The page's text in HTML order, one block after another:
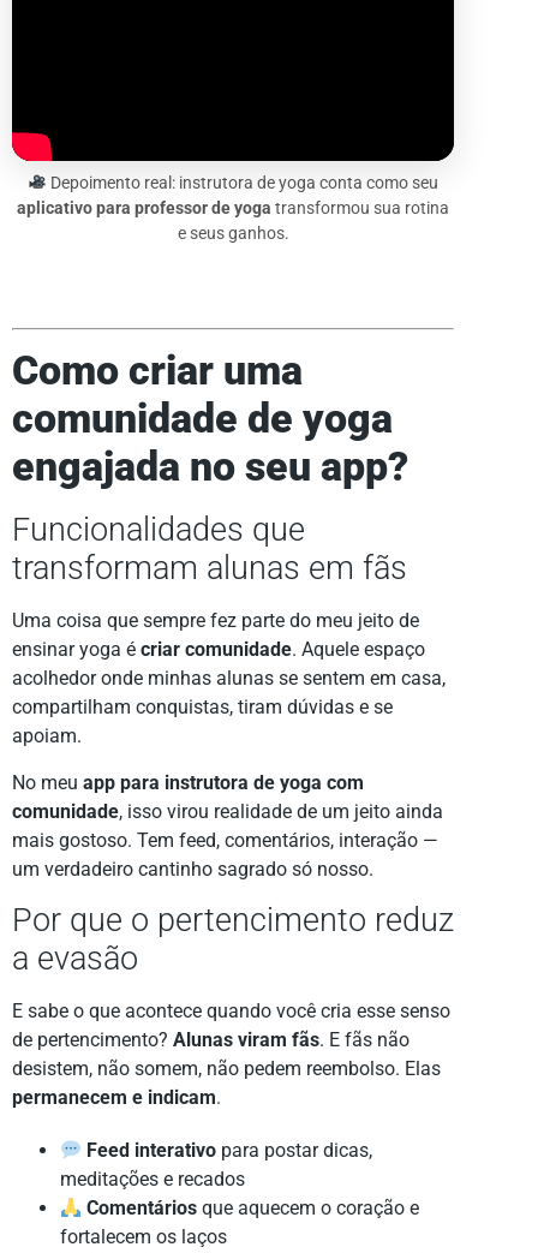
Depoimento real: instrutora de yoga conta como seu
aplicativo para professor de yoga transformou sua rotina
e seus ganhos.
Como criar uma
comunidade de yoga
engajada no seu app?
Funcionalidades que
transformam alunas em fãs
Uma coisa que sempre fez parte do meu jeito de
ensinar yoga é criar comunidade. Aquele espaço
acolhedor onde minhas alunas se sentem em casa,
compartilham conquistas, tiram dúvidas e se
apoiam.
No meu app para instrutora de yoga com
comunidade, isso virou realidade de um jeito ainda
mais gostoso. Tem feed, comentários, interação —
um verdadeiro cantinho sagrado só nosso.
Por que o pertencimento reduz
a evasão
E sabe o que acontece quando você cria esse senso
de pertencimento? Alunas viram fãs. E fãs não
desistem, não somem, não pedem reembolso. Elas
permanecem e indicam.
Feed interativo para postar dicas,
meditações e recados
Comentários que aquecem o coração e
fortalecem os laços